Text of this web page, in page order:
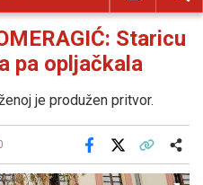
Staricu
pa opljačkala
je produžen pritvor.
Facebook